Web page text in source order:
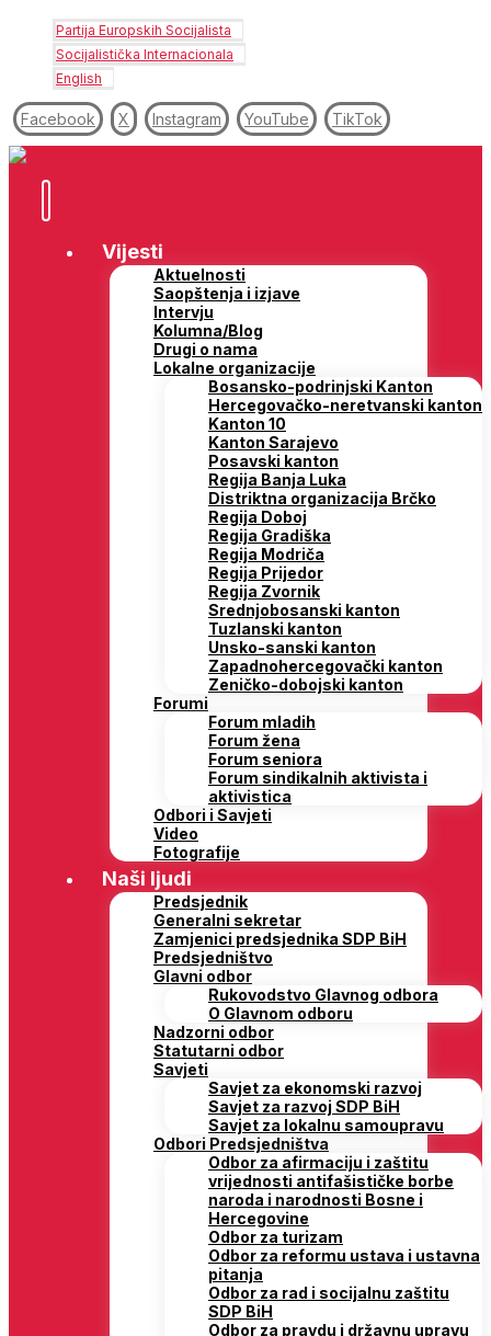
Partija Europskih Socijalista
Socijalistička Internacionala
English
Facebook X Instagram YouTube TikTok
Vijesti
Aktuelnosti
Saopštenja i izjave
Intervju
Kolumna/Blog
Drugi o nama
Lokalne organizacije
Bosansko-podrinjski Kanton
Hercegovačko-neretvanski kanton
Kanton 10
Kanton Sarajevo
Posavski kanton
Regija Banja Luka
Distriktna organizacija Brčko
Regija Doboj
Regija Gradiška
Regija Modriča
Regija Prijedor
Regija Zvornik
Srednjobosanski kanton
Tuzlanski kanton
Unsko-sanski kanton
Zapadnohercegovački kanton
Zeničko-dobojski kanton
Forumi
Forum mladih
Forum žena
Forum seniora
Forum sindikalnih aktivista i
aktivistica
Odbori i Savjeti
Video
Fotografije
Naši ljudi
Predsjednik
Generalni sekretar
Zamjenici predsjednika SDP BiH
Predsjedništvo
Glavni odbor
Rukovodstvo Glavnog odbora
O Glavnom odboru
Nadzorni odbor
Statutarni odbor
Savjeti
Savjet za ekonomski razvoj
Savjet za razvoj SDP BiH
Savjet za lokalnu samoupravu
Odbori Predsjedništva
Odbor za afirmaciju i zaštitu
vrijednosti antifašističke borbe
naroda i narodnosti Bosne i
Hercegovine
Odbor za turizam
Odbor za reformu ustava i ustavna
pitanja
Odbor za rad i socijalnu zaštitu
SDP BiH
Odbor za pravdu i državnu upravu